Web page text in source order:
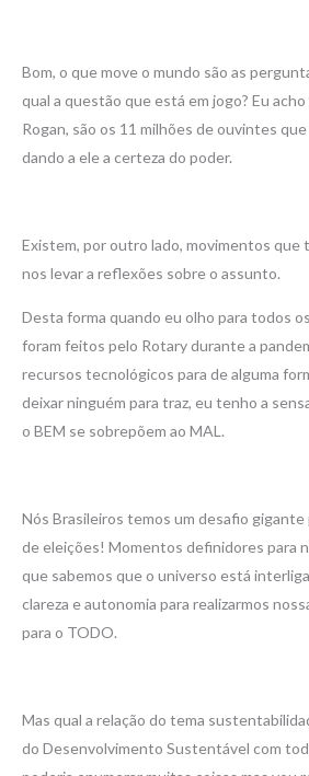
Bom, o que move o mundo são as
qual a questão que está em jogo? Eu
Rogan, são os 11 milhões de ouvintes
dando a ele a certeza do poder.
Existem, por outro lado, movimentos que
nos levar a reflexões sobre o assunto.
Desta forma quando eu olho para todos
foram feitos pelo Rotary durante a
recursos tecnológicos para de alguma
deixar ninguém para traz, eu tenho a
o BEM se sobrepõem ao MAL.
Nós Brasileiros temos um desafio
de eleições! Momentos definidores para
que sabemos que o universo está
clareza e autonomia para realizarmos
para o TODO.
Mas qual a relação do tema
do Desenvolvimento Sustentável com